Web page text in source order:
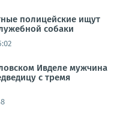
полицейские ищут
собаки
Ивделе мужчина
с тремя